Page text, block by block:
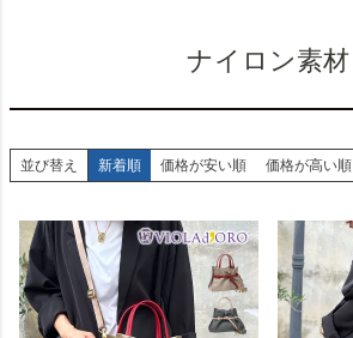
ナイロン素材
並び替え 新着順 価格が安い順 価格が高い順